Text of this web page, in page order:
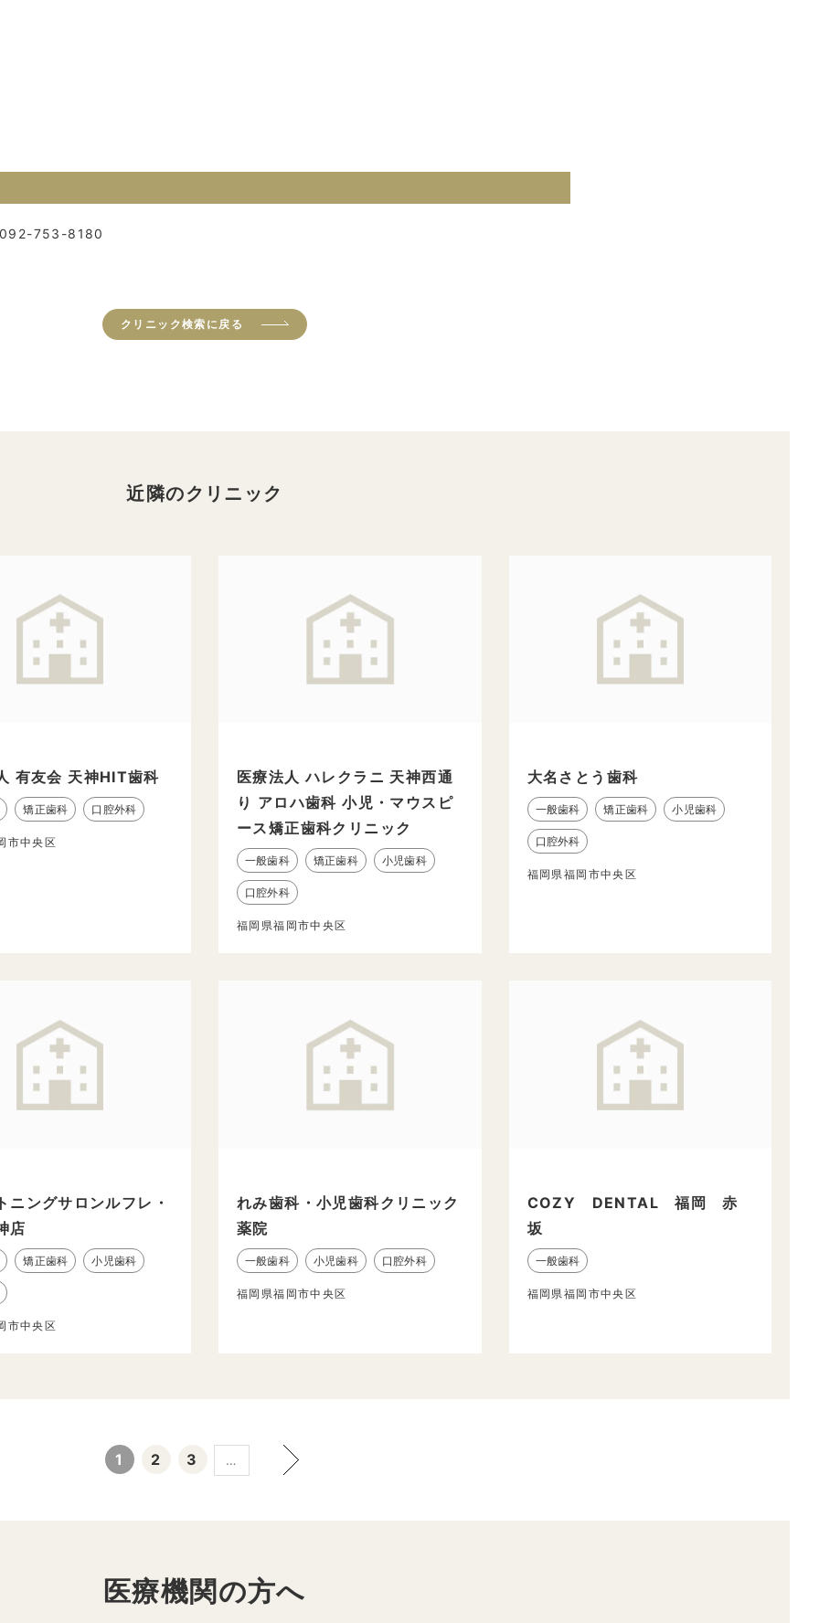
092-753-8180
クリニック検索に戻る
近隣のクリニック
有友会 天神HIT歯科
矯正歯科 口腔外科
市中央区
医療法人 ハレクラニ 天神西通
り アロハ歯科 小児・マウスピ
ース矯正歯科クリニック
一般歯科 矯正歯科 小児歯科
口腔外科
福岡県福岡市中央区
大名さとう歯科
一般歯科 矯正歯科 小児歯科
口腔外科
福岡県福岡市中央区
ニングサロンルフレ・
店
矯正歯科 小児歯科
市中央区
れみ歯科・小児歯科クリニック
薬院
一般歯科 小児歯科 口腔外科
福岡県福岡市中央区
COZY DENTAL 福岡 赤
坂
一般歯科
福岡県福岡市中央区
1 2 3 …
医療機関の方へ